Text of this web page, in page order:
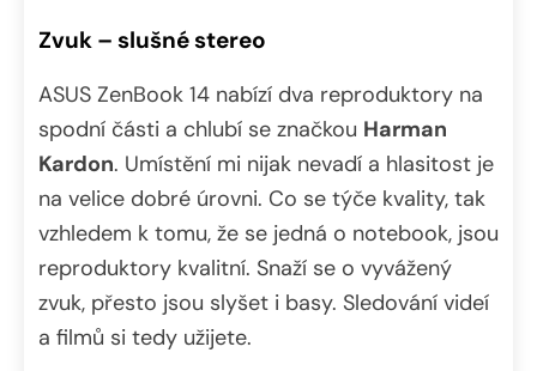
Zvuk – slušné stereo
ASUS ZenBook 14 nabízí dva reproduktory na
spodní části a chlubí se značkou Harman
Kardon. Umístění mi nijak nevadí a hlasitost je
na velice dobré úrovni. Co se týče kvality, tak
vzhledem k tomu, že se jedná o notebook, jsou
reproduktory kvalitní. Snaží se o vyvážený
zvuk, přesto jsou slyšet i basy. Sledování videí
a filmů si tedy užijete.